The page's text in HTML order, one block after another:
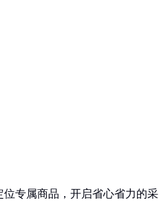
专属商品，开启省心省力的采